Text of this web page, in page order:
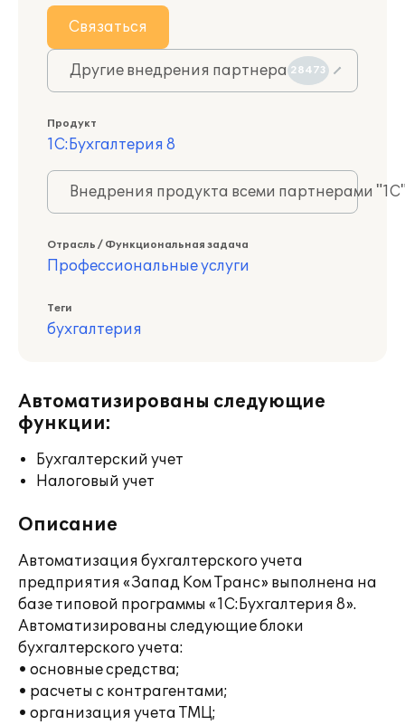
Связаться
Другие внедрения партнера 28473
Продукт
1С:Бухгалтерия 8
Внедрения продукта всеми партнерами
Отрасль / Функциональная задача
Профессиональные услуги
Теги
бухгалтерия
Автоматизированы следующие
функции:
Бухгалтерский учет
Налоговый учет
Описание
Автоматизация бухгалтерского учета
предприятия «Запад Ком Транс» выполнена на
базе типовой программы «1С:Бухгалтерия 8».
Автоматизированы следующие блоки
бухгалтерского учета:
• основные средства;
• расчеты с контрагентами;
• организация учета ТМЦ;